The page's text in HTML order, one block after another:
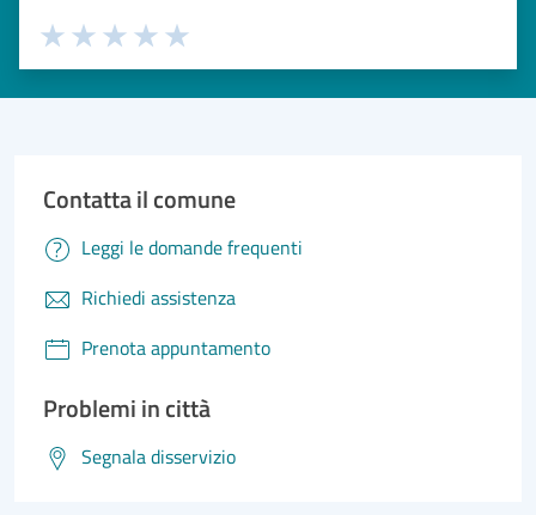
Valuta 5 stelle su 5
Valuta 4 stelle su 5
Valuta 3 stelle su 5
Valuta 2 stelle su 5
Valuta 1 stelle su 5
Contatta il comune
Leggi le domande frequenti
Richiedi assistenza
Prenota appuntamento
Problemi in città
Segnala disservizio